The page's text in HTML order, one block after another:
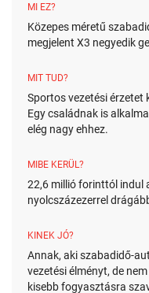
MI EZ?
Közepes méretű
megjelent X3 negyedik
MIT TUD?
Sportos vezetési
Egy családnak is
elég nagy ehhez.
MIBE KERÜL?
22,6 millió forinttól indul
nyolcszázezerrel
KINEK JÓ?
Annak, aki szabadidő-
vezetési élményt, de
kisebb fogyasztásra